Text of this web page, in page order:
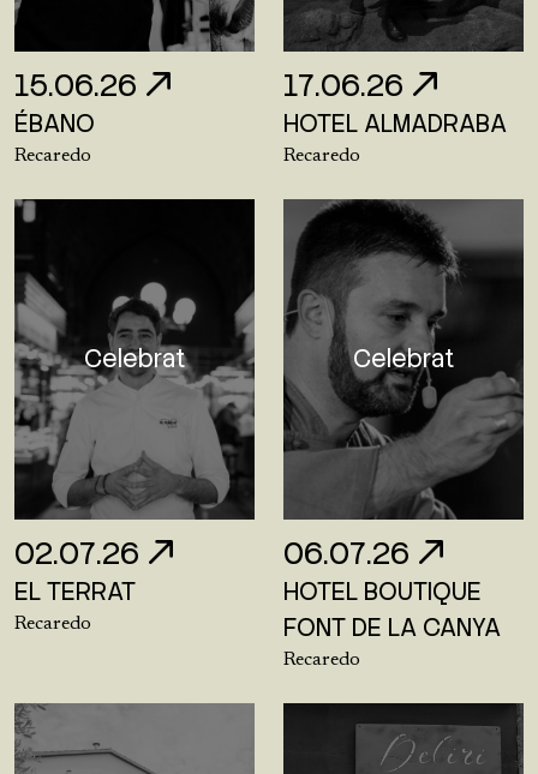
15.06.26
ÉBANO
Recaredo
17.06.26
HOTEL ALMADRABA
Recaredo
Celebrat
02.07.26
EL TERRAT
Recaredo
Celebrat
06.07.26
HOTEL BOUTIQUE
FONT DE LA CANYA
Recaredo